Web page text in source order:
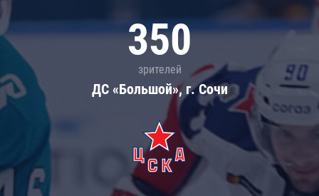
350
зрителей
ДС «Большой», г. Сочи